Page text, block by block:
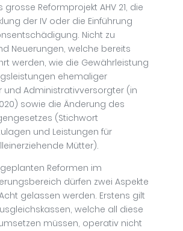
Reformprojekt AHV 21, die
der IV oder die Einführung
Nicht zu
Neuerungen, welche bereits
werden, wie die Gewährleistung
ehemaliger
und Administrativversorgter (in
sowie die Änderung des
(Stichwort
und Leistungen für
Mütter).
Reformen im
dürfen zwei Aspekte
gelassen werden. Erstens gilt
welche all diese
müssen, operativ nicht